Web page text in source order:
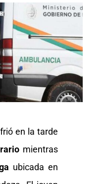
en la tarde
mientras
ubicada en